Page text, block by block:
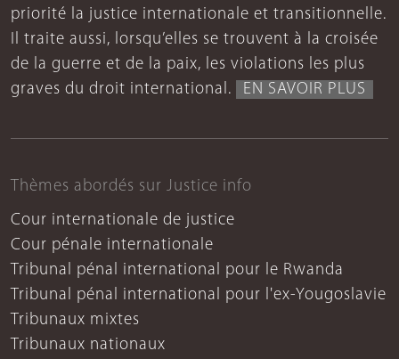
priorité la justice internationale et transitionnelle.
Il traite aussi, lorsqu’elles se trouvent à la croisée
de la guerre et de la paix, les violations les plus
graves du droit international.
EN SAVOIR PLUS
Thèmes abordés sur Justice info
Cour internationale de justice
Cour pénale internationale
Tribunal pénal international pour le Rwanda
Tribunal pénal international pour l'ex-Yougoslavie
Tribunaux mixtes
Tribunaux nationaux